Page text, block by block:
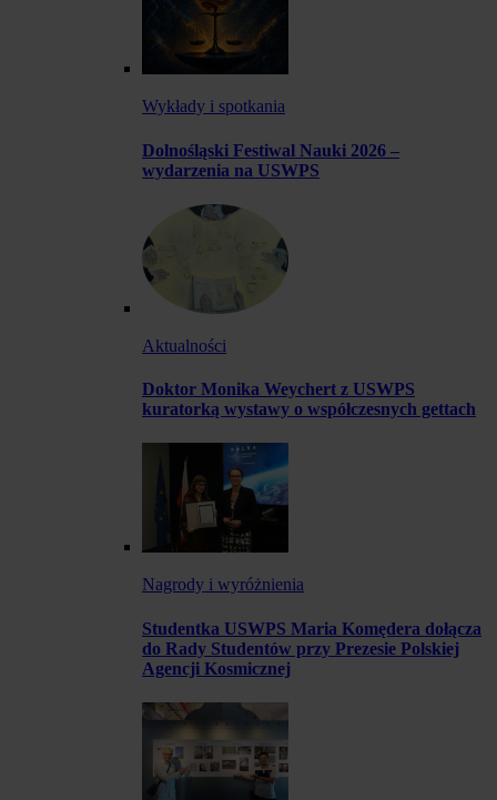
Wykłady i spotkania
Dolnośląski Festiwal Nauki 2026 –
wydarzenia na USWPS
Aktualności
Doktor Monika Weychert z USWPS
kuratorką wystawy o współczesnych gettach
Nagrody i wyróżnienia
Studentka USWPS Maria Komędera dołącza
do Rady Studentów przy Prezesie Polskiej
Agencji Kosmicznej